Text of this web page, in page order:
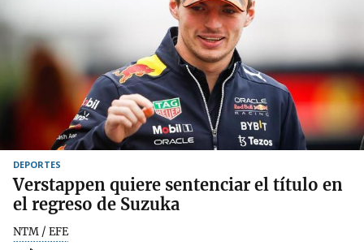
DEPORTES
Verstappen quiere sentenciar el título en
el regreso de Suzuka
NTM / EFE